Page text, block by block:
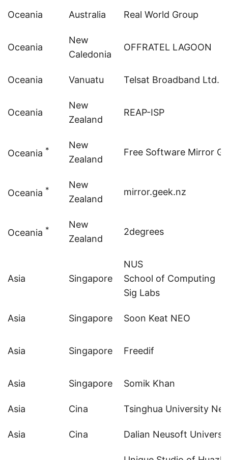
Oceania Australia Real World Group
Oceania
New
Caledonia
OFFRATEL LAGOON
Oceania Vanuatu Telsat Broadband Ltd.
Oceania
New
Zealand
REAP-ISP
Oceania *
New
Zealand
Free Software Mirror
Oceania *
New
Zealand
mirror.geek.nz
Oceania *
New
Zealand
2degrees
Asia Singapore
NUS
School of Computing
Sig Labs
Asia Singapore Soon Keat NEO
Asia Singapore Freedif
Asia Singapore Somik Khan
Asia Cina Tsinghua University
Asia Cina Dalian Neusoft